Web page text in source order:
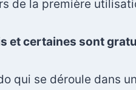
de la première
et certaines sont
qui se déroule dans